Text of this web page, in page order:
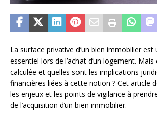
La surface privative d’un bien immobilier est
essentiel lors de l’achat d’un logement.
calculée et quelles sont les implications
financières liées à cette notion ? Cet article
les enjeux et les points de vigilance à
de l’acquisition d’un bien immobilier.